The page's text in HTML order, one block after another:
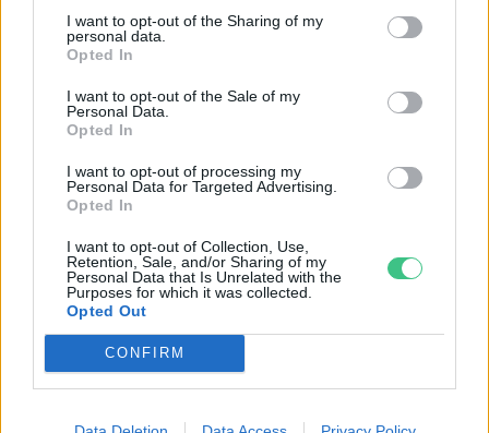
I want to opt-out of the Sharing of my
personal data.
Opted In
I want to opt-out of the Sale of my
Personal Data.
Opted In
I want to opt-out of processing my
Personal Data for Targeted Advertising.
Opted In
I want to opt-out of Collection, Use,
Retention, Sale, and/or Sharing of my
Personal Data that Is Unrelated with the
Purposes for which it was collected.
Opted Out
CONFIRM
„Mindegy már, hogy milyen
víz, csak víz legyen” |
Holnapután
Greendex 55:58
A